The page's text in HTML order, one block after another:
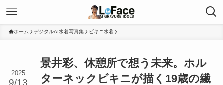
ホーム デジタルAI水着写真集 ビキニ水着
景井彩、休憩所で想う未来。ホル
ターネックビキニが描く19歳の繊
2025
9/13